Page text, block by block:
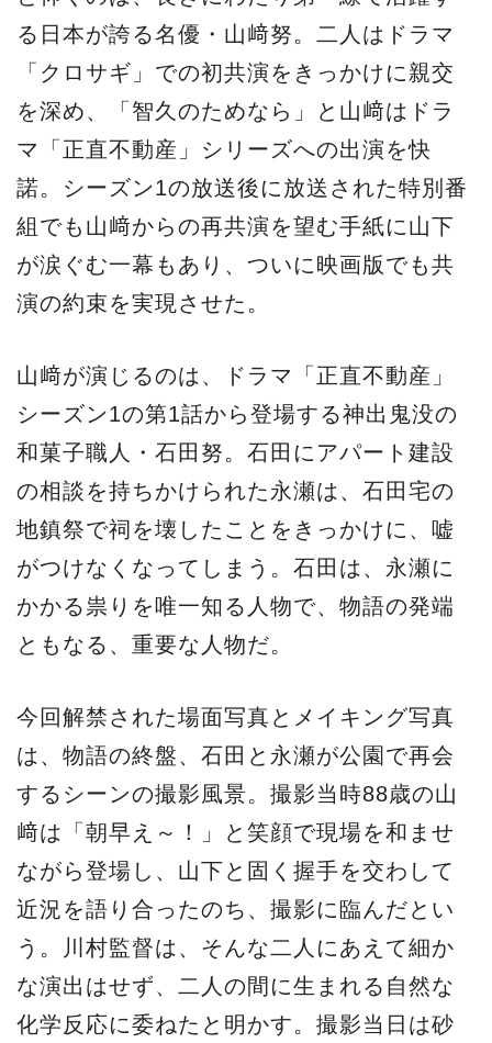
る日本が誇る名優・山﨑努。二人はドラマ
「クロサギ」での初共演をきっかけに親交
を深め、「智久のためなら」と山﨑はドラ
マ「正直不動産」シリーズへの出演を快
諾。シーズン1の放送後に放送された特別番
組でも山﨑からの再共演を望む手紙に山下
が涙ぐむ一幕もあり、ついに映画版でも共
演の約束を実現させた。
山﨑が演じるのは、ドラマ「正直不動産」
シーズン1の第1話から登場する神出鬼没の
和菓子職人・石田努。石田にアパート建設
の相談を持ちかけられた永瀬は、石田宅の
地鎮祭で祠を壊したことをきっかけに、嘘
がつけなくなってしまう。石田は、永瀬に
かかる祟りを唯一知る人物で、物語の発端
ともなる、重要な人物だ。
今回解禁された場面写真とメイキング写真
は、物語の終盤、石田と永瀬が公園で再会
するシーンの撮影風景。撮影当時88歳の山
﨑は「朝早え～！」と笑顔で現場を和ませ
ながら登場し、山下と固く握手を交わして
近況を語り合ったのち、撮影に臨んだとい
う。川村監督は、そんな二人にあえて細か
な演出はせず、二人の間に生まれる自然な
化学反応に委ねたと明かす。撮影当日は砂